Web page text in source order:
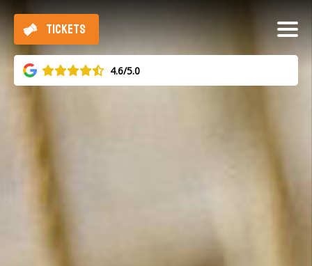
4.6/5.0
TICKETS